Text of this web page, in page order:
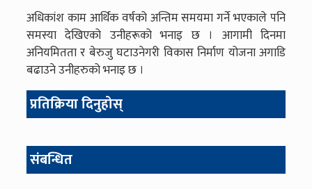
अधिकांश काम आर्थिक वर्षको अन्तिम समयमा गर्ने भएकाले पनि
समस्या देखिएको उनीहरूको भनाइ छ । आगामी दिनमा
अनियमितता र बेरुजु घटाउनेगरी विकास निर्माण योजना अगाडि
बढाउने उनीहरुको भनाइ छ ।
प्रतिक्रिया दिनुहोस्
संबन्धित